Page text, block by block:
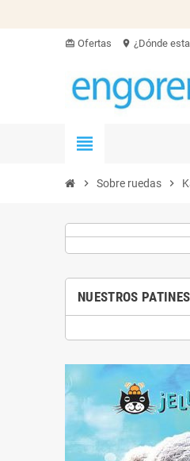
card_giftcard Ofertas location_on ¿Dónde
view_headline
chevron_right Sobre ruedas chevron_right
NUESTROS PATINES